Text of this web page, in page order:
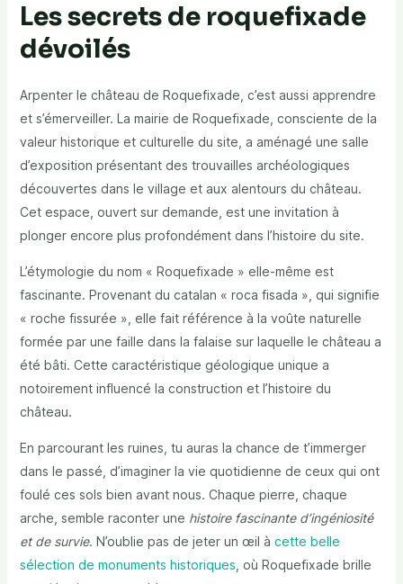
Les secrets de roquefixade
dévoilés
Arpenter le château de Roquefixade, c’est aussi apprendre
et s’émerveiller. La mairie de Roquefixade, consciente de la
valeur historique et culturelle du site, a aménagé une salle
d’exposition présentant des trouvailles archéologiques
découvertes dans le village et aux alentours du château.
Cet espace, ouvert sur demande, est une invitation à
plonger encore plus profondément dans l’histoire du site.
L’étymologie du nom « Roquefixade » elle-même est
fascinante. Provenant du catalan « roca fisada », qui signifie
« roche fissurée », elle fait référence à la voûte naturelle
formée par une faille dans la falaise sur laquelle le château a
été bâti. Cette caractéristique géologique unique a
notoirement influencé la construction et l’histoire du
château.
En parcourant les ruines, tu auras la chance de t’immerger
dans le passé, d’imaginer la vie quotidienne de ceux qui ont
foulé ces sols bien avant nous. Chaque pierre, chaque
arche, semble raconter une histoire fascinante d’ingéniosité
et de survie. N’oublie pas de jeter un œil à cette belle
sélection de monuments historiques , où Roquefixade brille